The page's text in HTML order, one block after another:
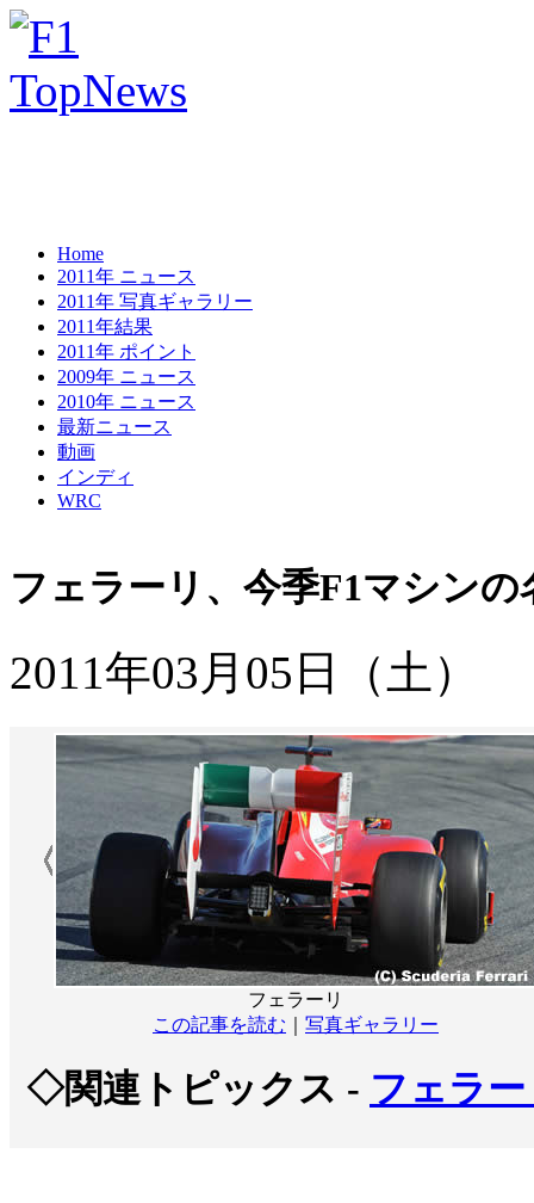
Home
2011年 ニュース
2011年 写真ギャラリー
2011年結果
2011年 ポイント
2009年 ニュース
2010年 ニュース
最新ニュース
動画
インディ
WRC
フェラーリ、今季F1マシンの
2011年03月05日（土）
フェラーリ
この記事を読む
写真ギャラリー
◇関連トピックス - フェラ